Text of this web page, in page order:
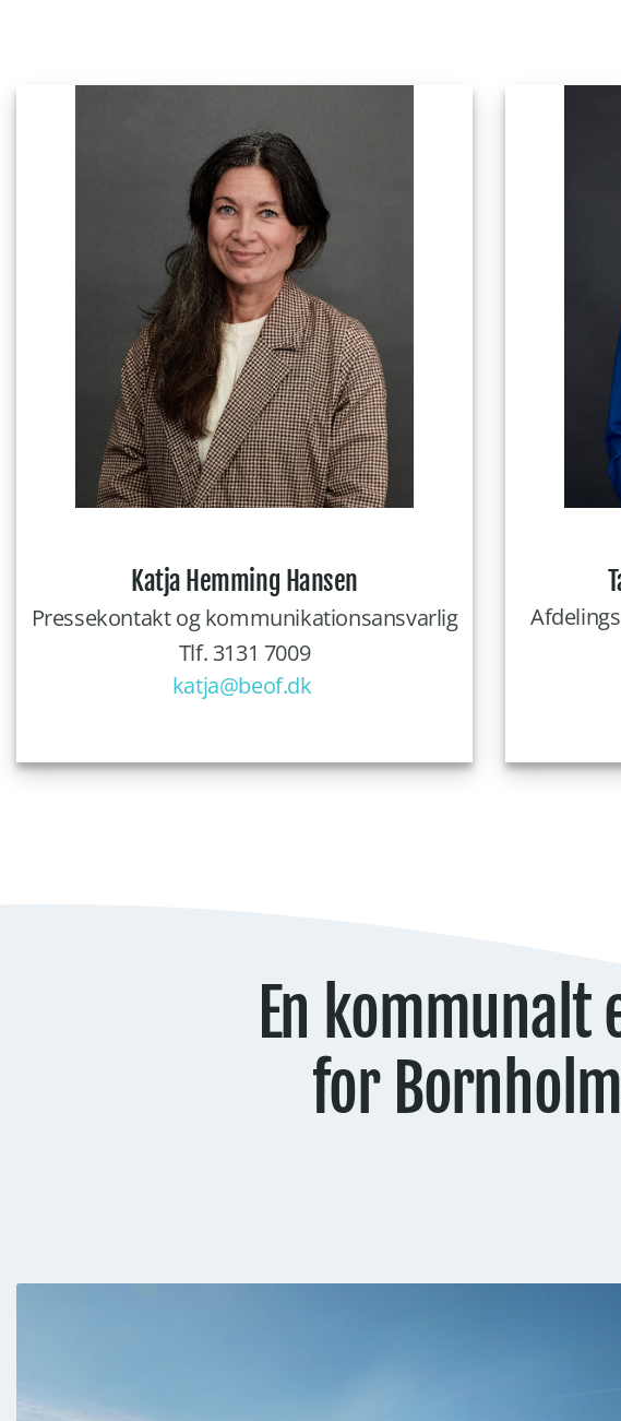
Katja Hemming Hansen
Pressekontakt og kommunikationsansvarlig
Tlf. 3131 7009
katja@beof.dk
En
for